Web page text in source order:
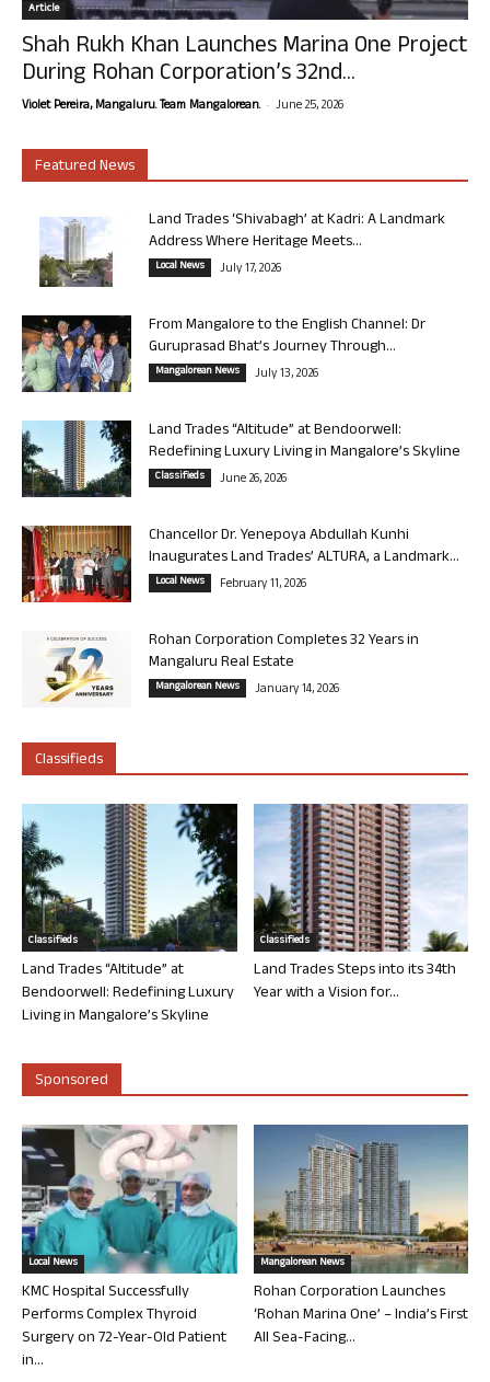
Article
Shah Rukh Khan Launches Marina One Project
During Rohan Corporation’s 32nd...
Violet Pereira, Mangaluru. Team Mangalorean. - June 25, 2026
Featured News
Land Trades ‘Shivabagh’ at Kadri: A Landmark
Address Where Heritage Meets...
Local News July 17, 2026
From Mangalore to the English Channel: Dr
Guruprasad Bhat’s Journey Through...
Mangalorean News July 13, 2026
Land Trades “Altitude” at Bendoorwell:
Redefining Luxury Living in Mangalore’s Skyline
Classifieds June 26, 2026
Chancellor Dr. Yenepoya Abdullah Kunhi
Inaugurates Land Trades’ ALTURA, a Landmark...
Local News February 11, 2026
Rohan Corporation Completes 32 Years in
Mangaluru Real Estate
Mangalorean News January 14, 2026
Classifieds
Classifieds
Land Trades “Altitude” at
Bendoorwell: Redefining Luxury
Living in Mangalore’s Skyline
Classifieds
Land Trades Steps into its 34th
Year with a Vision for...
Sponsored
Local News
KMC Hospital Successfully
Performs Complex Thyroid
Surgery on 72-Year-Old Patient
in...
Mangalorean News
Rohan Corporation Launches
‘Rohan Marina One’ – India’s First
All Sea-Facing...